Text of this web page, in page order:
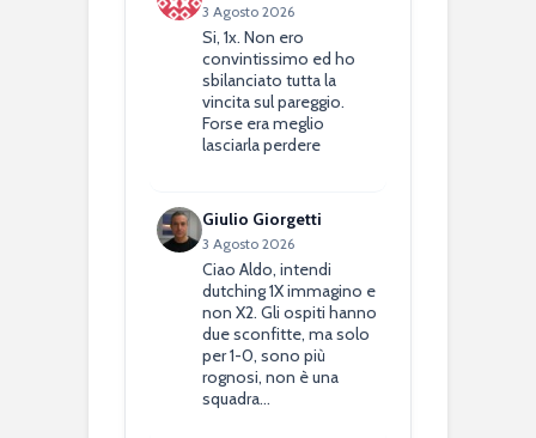
3 Agosto 2026
Si, 1x. Non ero
convintissimo ed ho
sbilanciato tutta la
vincita sul pareggio.
Forse era meglio
lasciarla perdere
Giulio Giorgetti
3 Agosto 2026
Ciao Aldo, intendi
dutching 1X immagino e
non X2. Gli ospiti hanno
due sconfitte, ma solo
per 1-0, sono più
rognosi, non è una
squadra…